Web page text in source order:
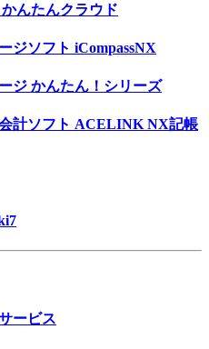
かんたんクラウド
ジソフト iCompassNX
ジ かんたん！シリーズ
計ソフト ACELINK NX記帳
ービス